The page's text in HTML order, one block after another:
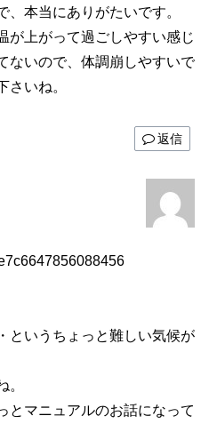
本当にありがたいです。
が上がって過ごしやすい感じ
ないので、体調崩しやすいで
さいね。
返信
というちょっと難しい気候が
。
とマニュアルのお話になって